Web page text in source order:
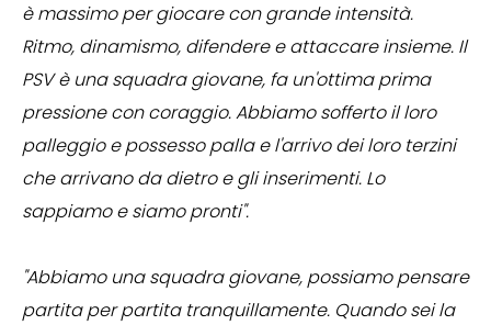
è massimo per giocare con grande intensità.
Ritmo, dinamismo, difendere e attaccare insieme. Il
PSV è una squadra giovane, fa un'ottima prima
pressione con coraggio. Abbiamo sofferto il loro
palleggio e possesso palla e l'arrivo dei loro terzini
che arrivano da dietro e gli inserimenti. Lo
sappiamo e siamo pronti".
"Abbiamo una squadra giovane, possiamo pensare
partita per partita tranquillamente. Quando sei la